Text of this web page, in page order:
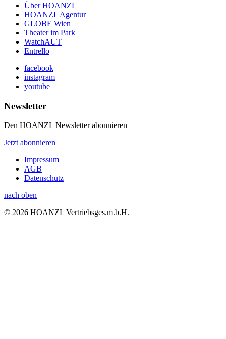
Über HOANZL
HOANZL Agentur
GLOBE Wien
Theater im Park
WatchAUT
Entrello
facebook
instagram
youtube
Newsletter
Den HOANZL Newsletter abonnieren
Jetzt abonnieren
Impressum
AGB
Datenschutz
nach oben
© 2026 HOANZL Vertriebsges.m.b.H.